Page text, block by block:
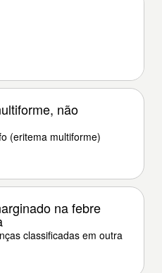
não
(eritema multiforme)
na febre
classificadas em outra